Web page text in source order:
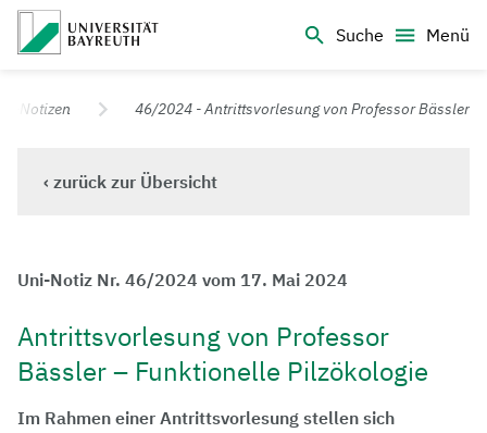
Suche
Menü
Universität Bayreuth – Deine Top-Campus-Uni
Notizen 46/2024 - Antrittsvorlesung von Professor Bässler
‹ zurück zur Übersicht
Uni-Notiz Nr. 46/2024 vom 17. Mai 2024
Antrittsvorlesung von Professor
Bässler – Funktionelle Pilzökologie
Im Rahmen einer Antrittsvorlesung stellen sich